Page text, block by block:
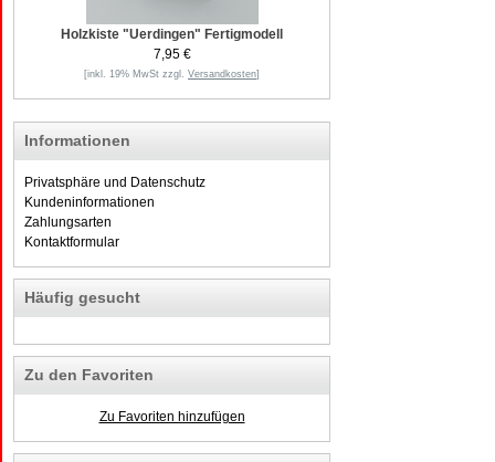
Holzkiste "Uerdingen" Fertigmodell
7,95 €
[inkl. 19% MwSt zzgl. Versandkosten]
Informationen
Privatsphäre und Datenschutz
Kundeninformationen
Zahlungsarten
Kontaktformular
Häufig gesucht
Zu den Favoriten
Zu Favoriten hinzufügen